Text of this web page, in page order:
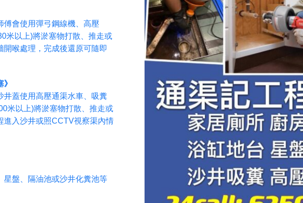
傅會使用彈弓鋼線機、高壓
米以上)將淤塞物打散、推走或
喉處理，完成後還原可隨即
蓋使用高壓通渠水車、吸糞
米以上)將淤塞物打散、推走或
進入沙井或照CCTV視察渠內情
星盤、隔油池或沙井化糞池等